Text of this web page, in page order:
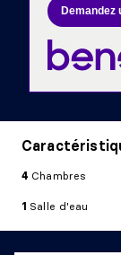
Demandez
4 Chambres
1 Salle d'eau